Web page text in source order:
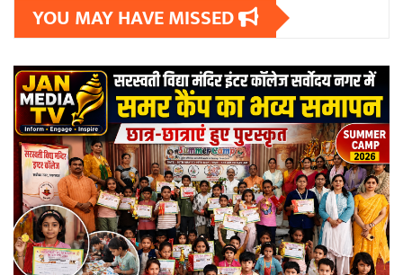
YOU MAY HAVE MISSED